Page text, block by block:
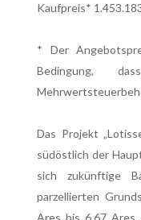
Kaufpreis*
* Der
Bedingung,
Das Projekt
südöstlich der
sich zukünftige
parzellierten
Ares bis 6,67